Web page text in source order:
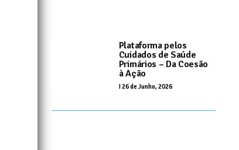
Plataforma pelos
Cuidados de Saúde
Primários – Da Coesão
à Ação
I26 de Junho, 2026